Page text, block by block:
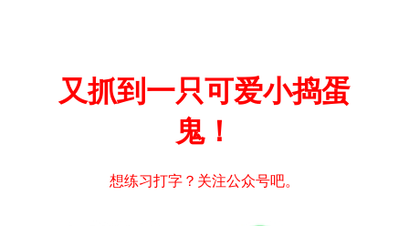
又抓到一只可爱小捣蛋
鬼！
想练习打字？关注公众号吧。